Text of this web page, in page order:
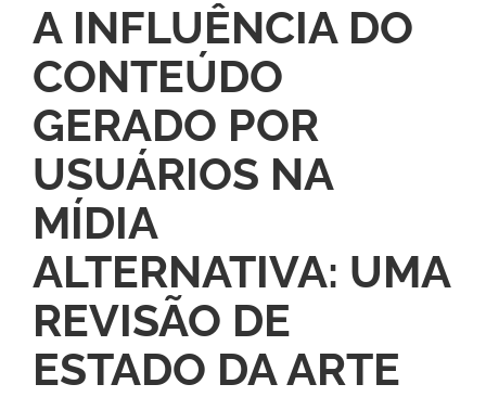
A INFLUÊNCIA DO
CONTEÚDO
GERADO POR
USUÁRIOS NA
MÍDIA
ALTERNATIVA: UMA
REVISÃO DE
ESTADO DA ARTE